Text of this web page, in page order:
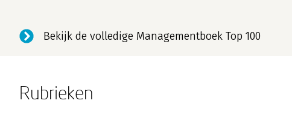
Bekijk de volledige Managementboek Top 100
Rubrieken